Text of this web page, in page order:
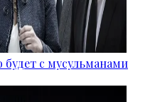
будет с мусульманами